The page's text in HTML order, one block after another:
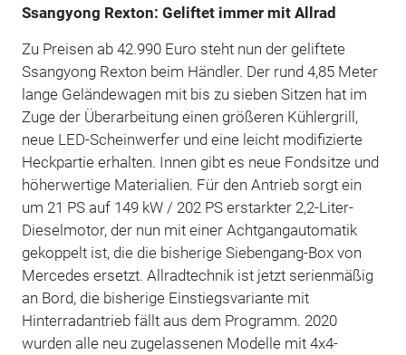
Ssangyong Rexton: Geliftet immer mit Allrad
Zu Preisen ab 42.990 Euro steht nun der geliftete
Ssangyong Rexton beim Händler. Der rund 4,85 Meter
lange Geländewagen mit bis zu sieben Sitzen hat im
Zuge der Überarbeitung einen größeren Kühlergrill,
neue LED-Scheinwerfer und eine leicht modifizierte
Heckpartie erhalten. Innen gibt es neue Fondsitze und
höherwertige Materialien. Für den Antrieb sorgt ein
um 21 PS auf 149 kW / 202 PS erstarkter 2,2-Liter-
Dieselmotor, der nun mit einer Achtgangautomatik
gekoppelt ist, die die bisherige Siebengang-Box von
Mercedes ersetzt. Allradtechnik ist jetzt serienmäßig
an Bord, die bisherige Einstiegsvariante mit
Hinterradantrieb fällt aus dem Programm. 2020
wurden alle neu zugelassenen Modelle mit 4x4-